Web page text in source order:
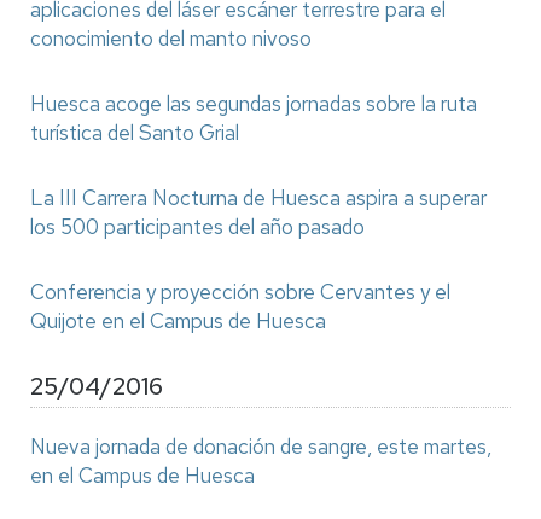
aplicaciones del láser escáner terrestre para el
conocimiento del manto nivoso
Huesca acoge las segundas jornadas sobre la ruta
turística del Santo Grial
La III Carrera Nocturna de Huesca aspira a superar
los 500 participantes del año pasado
Conferencia y proyección sobre Cervantes y el
Quijote en el Campus de Huesca
25/04/2016
Nueva jornada de donación de sangre, este martes,
en el Campus de Huesca